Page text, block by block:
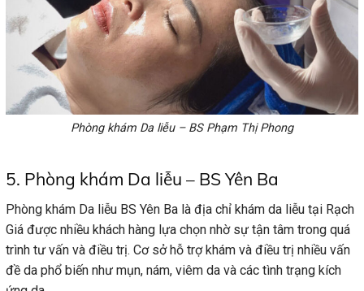
Phòng khám Da liễu – BS Phạm Thị Phong
5. Phòng khám Da liễu – BS Yên Ba
Phòng khám Da liễu BS Yên Ba là địa chỉ khám da liễu tại Rạch
Giá được nhiều khách hàng lựa chọn nhờ sự tận tâm trong quá
trình tư vấn và điều trị. Cơ sở hỗ trợ khám và điều trị nhiều vấn
đề da phổ biến như mụn, nám, viêm da và các tình trạng kích